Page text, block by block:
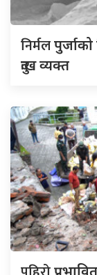
निर्मल
दुःख व्यक्त